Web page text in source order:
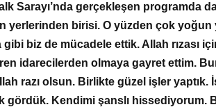
Sarayı’nda gerçekleşen programda
yerlerinden birisi. O yüzden çok yoğun
biz de mücadele ettik. Allah rızası
idarecilerden olmaya gayret ettim.
razı olsun. Birlikte güzel işler yaptık.
gördük. Kendimi şanslı hissediyorum.